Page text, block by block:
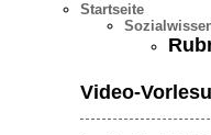
Startseite
Video-